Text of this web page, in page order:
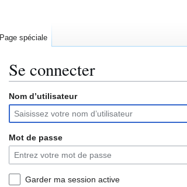
Se connecter
Aller
la
navigation
Aller
la
recherche
Nom d’utilisateur
Mot de passe
Garder ma session active
Page spéciale